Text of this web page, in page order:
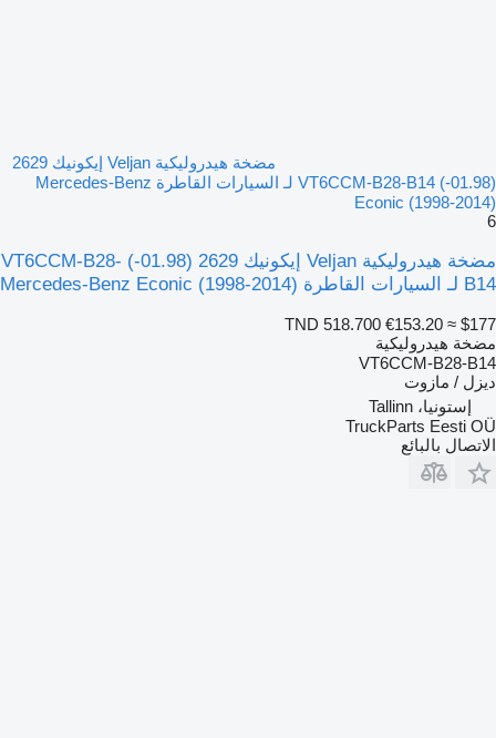
مضخة هيدروليكية Veljan إيكونيك 2629
(01.98-) VT6CCM-B28-B14 لـ السيارات القاطرة Mercedes-Benz
Econic (1998-2014)
6
مضخة هيدروليكية Veljan إيكونيك 2629 (01.98-) VT6CCM-B28-
B14 لـ السيارات القاطرة Mercedes-Benz Econic (1998-2014)
TND 518.700 €153.20 ≈ $177
مضخة هيدروليكية
VT6CCM-B28-B14
ديزل / مازوت
إستونيا، Tallinn
TruckParts Eesti OÜ
الاتصال بالبائع